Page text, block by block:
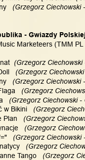
(Grzegorz Ciechowski
- Gwiazdy
Marketeers (TMM
(Grzegorz Ciechowski
(Grzegorz
(Grzegorz Ciechowski
(Grzegorz
(Grzegorz Ciechowski
w Bikini
(Grzegorz
Plan
(Grzegorz
(Grzegorz
(Grzegorz Ciechowski
(Grzegorz
Tango
(Grzegorz